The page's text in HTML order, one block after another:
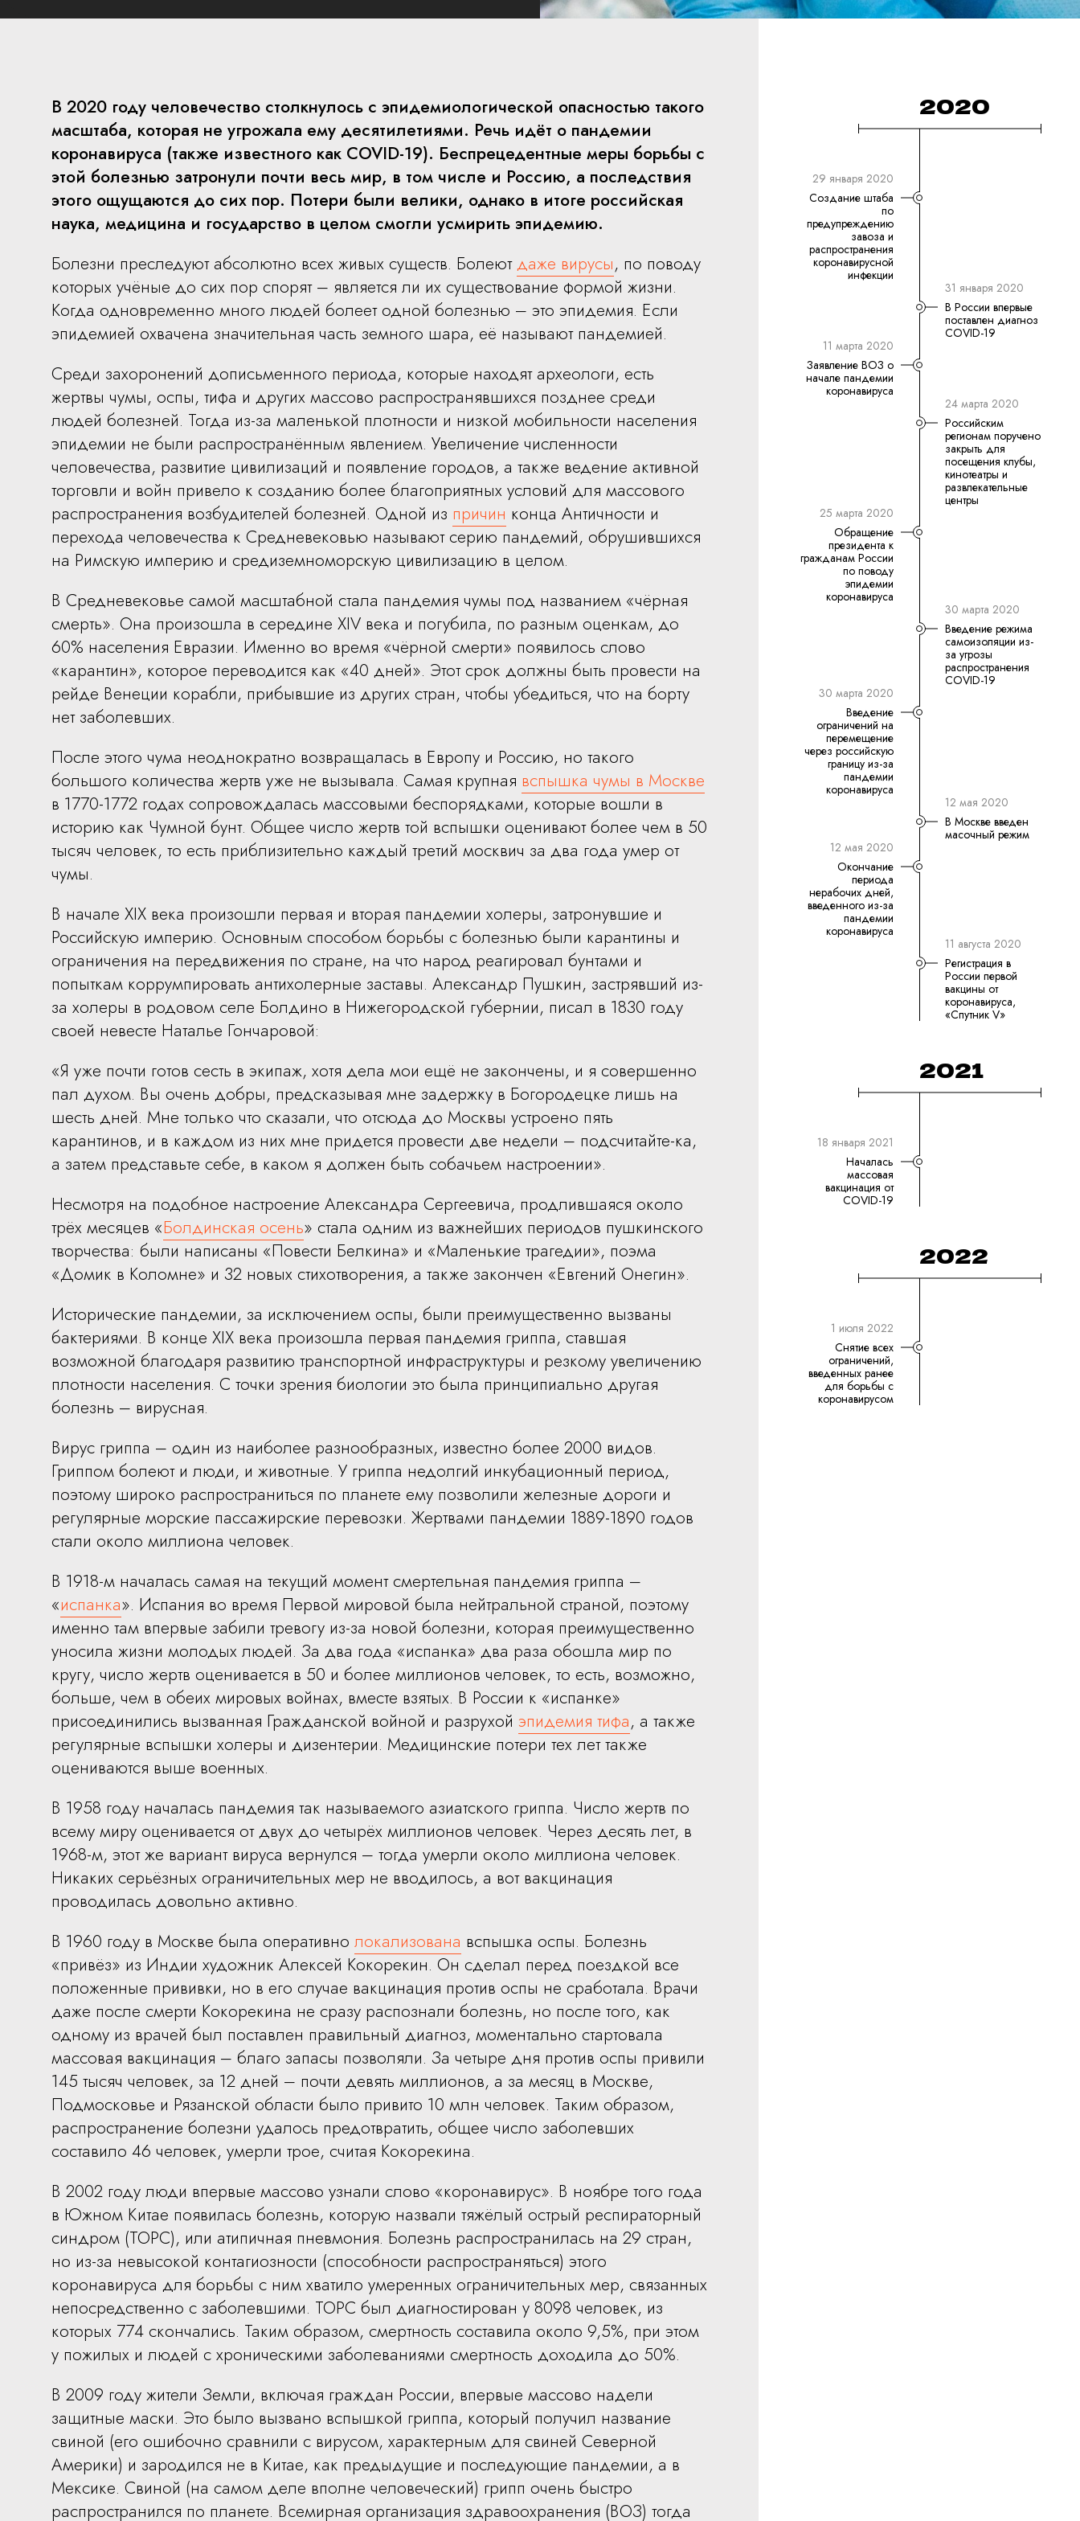
В 2020 году человечество столкнулось с эпидемиологической опасностью такого
масштаба, которая не угрожала ему десятилетиями. Речь идёт о пандемии
коронавируса (также известного как COVID-19). Беспрецедентные меры борьбы с
этой болезнью затронули почти весь мир, в том числе и Россию, а последствия
этого ощущаются до сих пор. Потери были велики, однако в итоге российская
наука, медицина и государство в целом смогли усмирить эпидемию.
Болезни преследуют абсолютно всех живых существ. Болеютдаже вирусы, по поводу
которых учёные до сих пор спорят – является ли их существование формой жизни.
Когда одновременно много людей болеет одной болезнью – это эпидемия. Если
эпидемией охвачена значительная часть земного шара, её называют пандемией.
Среди захоронений дописьменного периода, которые находят археологи, есть
жертвы чумы, оспы, тифа и других массово распространявшихся позднее среди
людей болезней. Тогда из-за маленькой плотности и низкой мобильности населения
эпидемии не были распространённым явлением. Увеличение численности
человечества, развитие цивилизаций и появление городов, а также ведение активной
торговли и войн привело к созданию более благоприятных условий для массового
распространения возбудителей болезней. Одной из причин конца Античности и
перехода человечества к Средневековью называют серию пандемий, обрушившихся
на Римскую империю и средиземноморскую цивилизацию в целом.
В Средневековье самой масштабной стала пандемия чумы под названием «чёрная
смерть». Она произошла в середине XIV века и погубила, по разным оценкам, до
60% населения Евразии. Именно во время «чёрной смерти» появилось слово
«карантин», которое переводится как «40 дней». Этот срок должны быть провести на
рейде Венеции корабли, прибывшие из других стран, чтобы убедиться, что на борту
нет заболевших.
После этого чума неоднократно возвращалась в Европу и Россию, но такого
большого количества жертв уже не вызывала. Самая крупная вспышка чумы в Москве
в 1770-1772 годах сопровождалась массовыми беспорядками, которые вошли в
историю как Чумной бунт. Общее число жертв той вспышки оценивают более чем в 50
тысяч человек, то есть приблизительно каждый третий москвич за два года умер от
чумы.
В начале XIX века произошли первая и вторая пандемии холеры, затронувшие и
Российскую империю. Основным способом борьбы с болезнью были карантины и
ограничения на передвижения по стране, на что народ реагировал бунтами и
попыткам коррумпировать антихолерные заставы. Александр Пушкин, застрявший из-
за холеры в родовом селе Болдино в Нижегородской губернии, писал в 1830 году
своей невесте Наталье Гончаровой:
«Я уже почти готов сесть в экипаж, хотя дела мои ещё не закончены, и я совершенно
пал духом. Вы очень добры, предсказывая мне задержку в Богородецке лишь на
шесть дней. Мне только что сказали, что отсюда до Москвы устроено пять
карантинов, и в каждом из них мне придется провести две недели – подсчитайте-ка,
а затем представьте себе, в каком я должен быть собачьем настроении».
Несмотря на подобное настроение Александра Сергеевича, продлившаяся около
трёх месяцев «Болдинская осень» стала одним из важнейших периодов пушкинского
творчества: были написаны «Повести Белкина» и «Маленькие трагедии», поэма
«Домик в Коломне» и 32 новых стихотворения, а также закончен «Евгений Онегин».
Исторические пандемии, за исключением оспы, были преимущественно вызваны
бактериями. В конце XIX века произошла первая пандемия гриппа, ставшая
возможной благодаря развитию транспортной инфраструктуры и резкому увеличению
плотности населения. С точки зрения биологии это была принципиально другая
болезнь – вирусная.
Вирус гриппа – один из наиболее разнообразных, известно более 2000 видов.
Гриппом болеют и люди, и животные. У гриппа недолгий инкубационный период,
поэтому широко распространиться по планете ему позволили железные дороги и
регулярные морские пассажирские перевозки. Жертвами пандемии 1889-1890 годов
стали около миллиона человек.
В 1918-м началась самая на текущий момент смертельная пандемия гриппа –
«испанка». Испания во время Первой мировой была нейтральной страной, поэтому
именно там впервые забили тревогу из-за новой болезни, которая преимущественно
уносила жизни молодых людей. За два года «испанка» два раза обошла мир по
кругу, число жертв оценивается в 50 и более миллионов человек, то есть, возможно,
больше, чем в обеих мировых войнах, вместе взятых. В России к «испанке»
присоединились вызванная Гражданской войной и разрухой эпидемия тифа, а также
регулярные вспышки холеры и дизентерии. Медицинские потери тех лет также
оцениваются выше военных.
В 1958 году началась пандемия так называемого азиатского гриппа. Число жертв по
всему миру оценивается от двух до четырёх миллионов человек. Через десять лет, в
1968-м, этот же вариант вируса вернулся – тогда умерли около миллиона человек.
Никаких серьёзных ограничительных мер не вводилось, а вот вакцинация
проводилась довольно активно.
В 1960 году в Москве была оперативно локализована вспышка оспы. Болезнь
«привёз» из Индии художник Алексей Кокорекин. Он сделал перед поездкой все
положенные прививки, но в его случае вакцинация против оспы не сработала. Врачи
даже после смерти Кокорекина не сразу распознали болезнь, но после того, как
одному из врачей был поставлен правильный диагноз, моментально стартовала
массовая вакцинация – благо запасы позволяли. За четыре дня против оспы привили
145 тысяч человек, за 12 дней – почти девять миллионов, а за месяц в Москве,
Подмосковье и Рязанской области было привито 10 млн человек. Таким образом,
распространение болезни удалось предотвратить, общее число заболевших
составило 46 человек, умерли трое, считая Кокорекина.
В 2002 году люди впервые массово узнали слово «коронавирус». В ноябре того года
в Южном Китае появилась болезнь, которую назвали тяжёлый острый респираторный
синдром (ТОРС), или атипичная пневмония. Болезнь распространилась на 29 стран,
но из-за невысокой контагиозности (способности распространяться) этого
коронавируса для борьбы с ним хватило умеренных ограничительных мер, связанных
непосредственно с заболевшими. ТОРС был диагностирован у 8098 человек, из
которых 774 скончались. Таким образом, смертность составила около 9,5%, при этом
у пожилых и людей с хроническими заболеваниями смертность доходила до 50%.
В 2009 году жители Земли, включая граждан России, впервые массово надели
защитные маски. Это было вызвано вспышкой гриппа, который получил название
свиной (его ошибочно сравнили с вирусом, характерным для свиней Северной
Америки) и зародился не в Китае, как предыдущие и последующие пандемии, а в
Мексике. Свиной (на самом деле вполне человеческий) грипп очень быстро
распространился по планете. Всемирная организация здравоохранения (ВОЗ) тогда
2020
29 января 2020
Создание штаба
по
предупреждению
завоза и
распространения
коронавирусной
инфекции
31 января 2020
В России впервые
поставлен диагноз
COVID-19
11 марта 2020
Заявление ВОЗ о
начале пандемии
коронавируса
24 марта 2020
Российским
регионам поручено
закрыть для
посещения клубы,
кинотеатры и
развлекательные
центры
25 марта 2020
Обращение
президента к
гражданам России
по поводу
эпидемии
коронавируса
30 марта 2020
Введение режима
самоизоляции из-
за угрозы
распространения
COVID-19
30 марта 2020
Введение
ограничений на
перемещение
через российскую
границу из-за
пандемии
коронавируса
12 мая 2020
В Москве введен
масочный режим
12 мая 2020
Окончание
периода
нерабочих дней,
введенного из-за
пандемии
коронавируса
11 августа 2020
Регистрация в
России первой
вакцины от
коронавируса,
«Спутник V»
2021
18 января 2021
Началась
массовая
вакцинация от
COVID-19
2022
1 июля 2022
Снятие всех
ограничений,
введенных ранее
для борьбы с
коронавирусом